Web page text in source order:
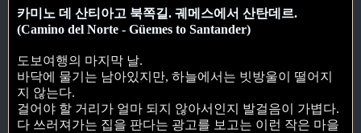
카미노 데 산티아고 북쪽길. 궤메스에서 산탄데르.
(Camino del Norte - Güemes to Santander)
도보여행의 마지막 날.
바닥에 물기는 남아있지만, 하늘에서는 빗방울이 떨어지
지 않는다.
걸어야 할 거리가 얼마 되지 않아서인지 발걸음이 가볍다.
다 쓰러져가는 집을 판다는 광고를 보고는 이런 작은 마을